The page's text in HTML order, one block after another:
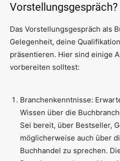
Vorstellungsgespräch?
Das Vorstellungsgespräch als
Gelegenheit, deine
präsentieren. Hier sind einige
vorbereiten solltest:
Branchenkenntnisse:
Wissen über die
Sei bereit, über Bestseller,
möglicherweise auch über
Buchhandel zu sprechen.